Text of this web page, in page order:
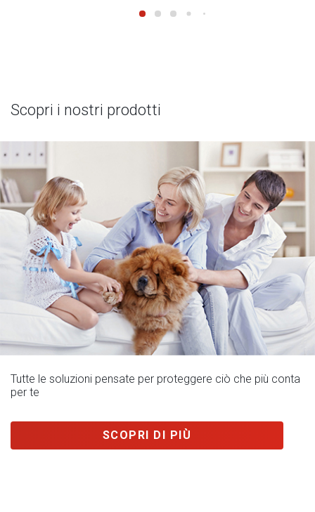
Scopri i nostri prodotti
Tutte le soluzioni pensate per proteggere ciò che più conta
per te
SCOPRI DI PIÙ